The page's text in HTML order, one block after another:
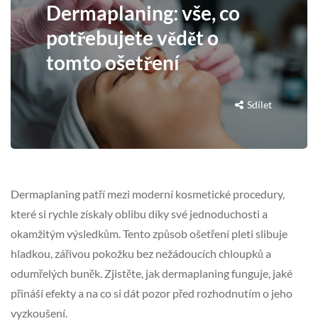
Dermaplaning: vše, co
potřebujete vědět o
tomto ošetření
Sdílet
Dermaplaning patří mezi moderní kosmetické procedury,
které si rychle získaly oblibu díky své jednoduchosti a
okamžitým výsledkům. Tento způsob ošetření pleti slibuje
hladkou, zářivou pokožku bez nežádoucích chloupků a
odumřelých buněk. Zjistěte, jak dermaplaning funguje, jaké
přináší efekty a na co si dát pozor před rozhodnutím o jeho
vyzkoušení.